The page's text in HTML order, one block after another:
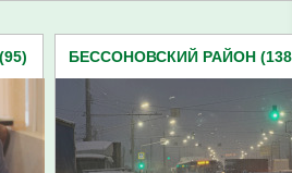
БЕССОНОВСКИЙ РАЙОН